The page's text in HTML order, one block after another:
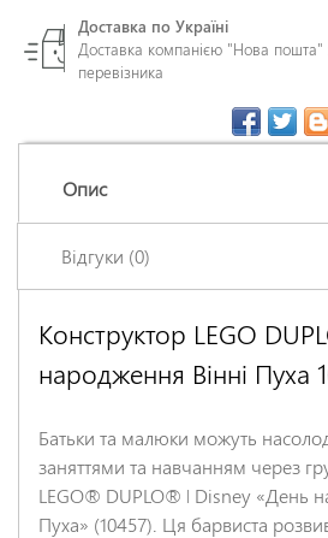
Доставка по Україні
Доставка компанією "Нова
перевізника
Опис
Відгуки (0)
Конструктор LEGO
народження Вінні Пуха
Батьки та малюки можуть
заняттями та навчанням через
LEGO® DUPLO® ǀ Disney «День
Пуха» (10457). Ця барвиста
Залишіть відгук про цей товар першими
*
Ім'я
*
Заголовок відгуку